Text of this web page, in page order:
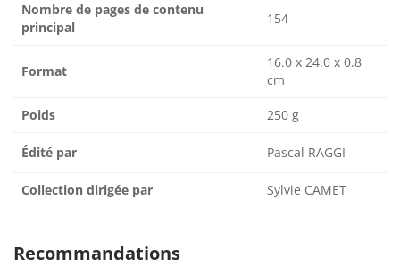
Nombre de pages de contenu
principal
154
Format
16.0 x 24.0 x 0.8
cm
Poids 250 g
Édité par Pascal RAGGI
Collection dirigée par Sylvie CAMET
Recommandations